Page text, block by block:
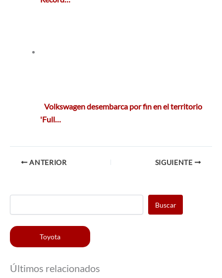
Volkswagen desembarca por fin en el territorio
'Full…
ANTERIOR SIGUIENTE
Buscar
Toyota
Últimos relacionados